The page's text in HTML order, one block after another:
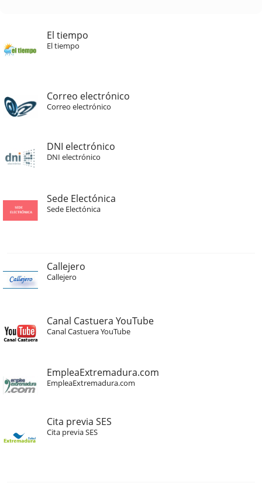
El tiempo
El tiempo
Correo electrónico
Correo electrónico
DNI electrónico
DNI electrónico
Sede Electónica
Sede Electónica
Callejero
Callejero
Canal Castuera YouTube
Canal Castuera YouTube
EmpleaExtremadura.com
EmpleaExtremadura.com
Cita previa SES
Cita previa SES